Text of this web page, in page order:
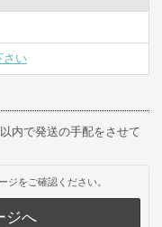
さい
内で発送の手配をさせて
ジをご確認ください。
ジへ